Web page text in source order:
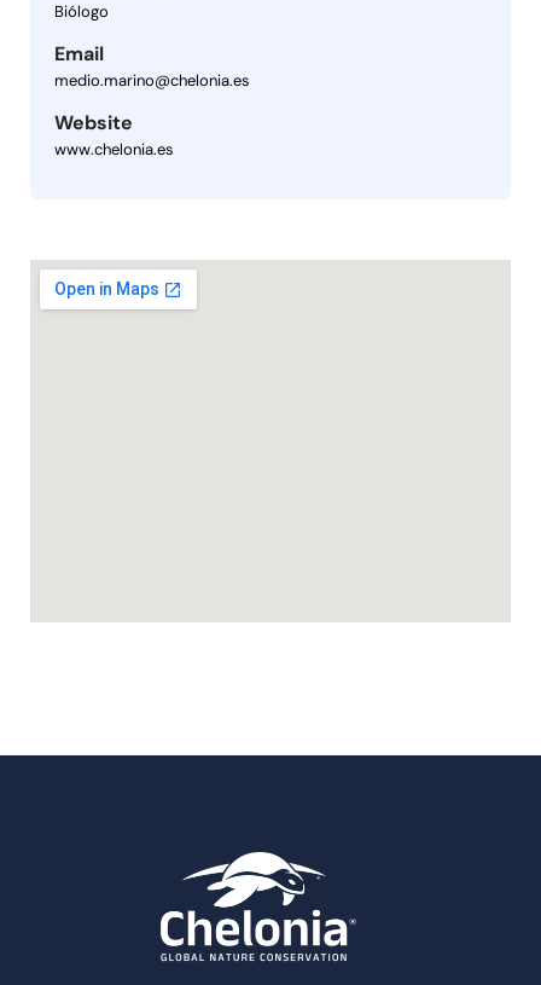
Biólogo
Email
medio.marino@chelonia.es
Website
www.chelonia.es